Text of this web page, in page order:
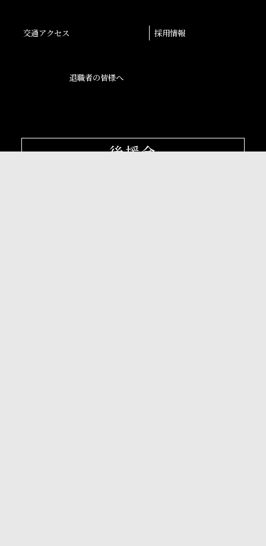
交通アクセス 採用情報
退職者の皆様へ
後援会